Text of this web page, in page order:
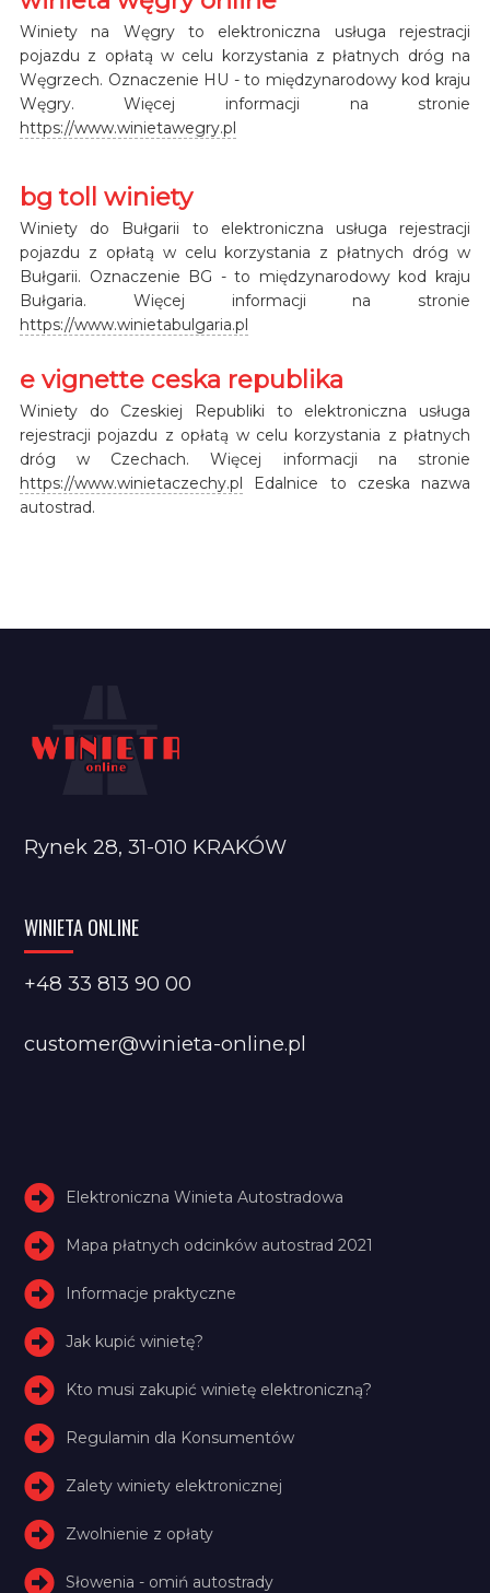
Winiety na Węgry to elektroniczna usługa rejestracji
pojazdu z opłatą w celu korzystania z płatnych dróg na
Węgrzech. Oznaczenie HU - to międzynarodowy kod kraju
Węgry. Więcej informacji na stronie
https://www.winietawegry.pl
bg toll winiety
Winiety do Bułgarii to elektroniczna usługa rejestracji
pojazdu z opłatą w celu korzystania z płatnych dróg w
Bułgarii. Oznaczenie BG - to międzynarodowy kod kraju
Bułgaria. Więcej informacji na stronie
https://www.winietabulgaria.pl
e vignette ceska republika
Winiety do Czeskiej Republiki to elektroniczna usługa
rejestracji pojazdu z opłatą w celu korzystania z płatnych
dróg w Czechach. Więcej informacji na stronie
https://www.winietaczechy.pl Edalnice to czeska nazwa
autostrad.
Rynek 28, 31-010 KRAKÓW
WINIETA ONLINE
+48 33 813 90 00
customer@winieta-online.pl
Elektroniczna Winieta Autostradowa
Mapa płatnych odcinków autostrad 2021
Informacje praktyczne
Jak kupić winietę?
Kto musi zakupić winietę elektroniczną?
Regulamin dla Konsumentów
Zalety winiety elektronicznej
Zwolnienie z opłaty
Słowenia - omiń autostrady